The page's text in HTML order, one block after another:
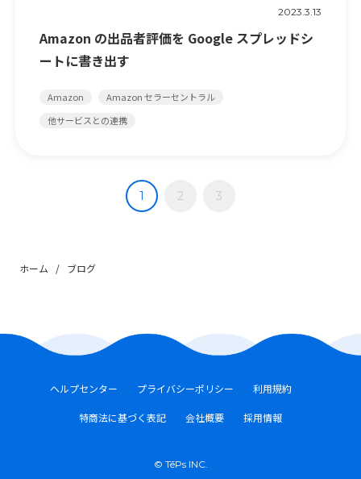
2023.3.13
Amazon の出品者評価を Google スプレッドシ
ートに書き出す
Amazon
Amazon セラーセントラル
他サービスとの連携
1 2 3
ホーム / ブログ
ヘルプセンター プライバシーポリシー 利用規約
特商法に基づく表記 会社概要 採用情報
© TēPs INC.